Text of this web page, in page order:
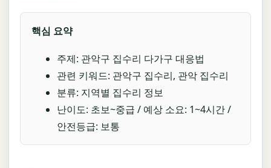
핵심 요약
주제: 관악구 집수리 다가구 대응법
관련 키워드: 관악구 집수리, 관악 집수리
분류: 지역별 집수리 정보
난이도: 초보~중급 / 예상 소요: 1~4시간 /
안전등급: 보통